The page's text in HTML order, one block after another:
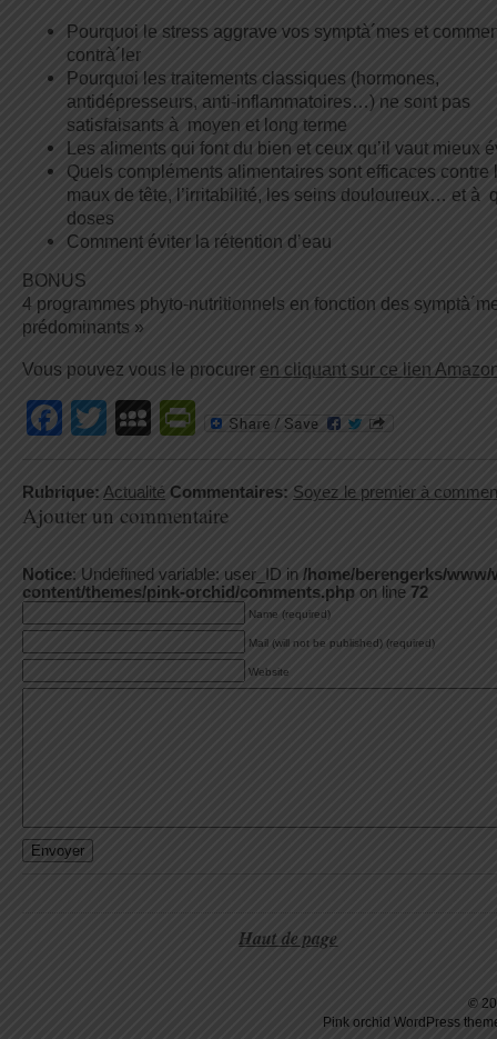
Pourquoi le stress aggrave vos symptà´mes et
contrà´ler
Pourquoi les traitements classiques (hormones,
antidépresseurs, anti-inflammatoires…) ne sont pas
satisfaisants à moyen et long terme
Les aliments qui font du bien et ceux qu’il vaut mieux
Quels compléments alimentaires sont efficaces contre
maux de tête, l’irritabilité, les seins douloureux… et à
doses
Comment éviter la rétention d’eau
BONUS
4 programmes phyto-nutritionnels en fonction des
prédominants »
Vous pouvez vous le procurer en cliquant sur ce lien
Facebook
TwitterMySpace
PrintFriendly
Rubrique: Actualité Commentaires: Soyez le premier à
Ajouter un commentaire
Notice: Undefined variable: user_ID in /home/berengerks/www/
content/themes/pink-orchid/comments.php on line 72
Name (required)
Mail (will not be published) (required)
Website
Haut de page
©
Pink orchid WordPress